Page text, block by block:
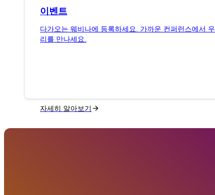
이벤트
다가오는 웨비나에 등록하세요. 가까운 컨퍼런스에서 우
리를 만나세요.
자세히 알아보기